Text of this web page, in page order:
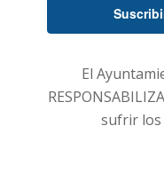
El
sufrir los